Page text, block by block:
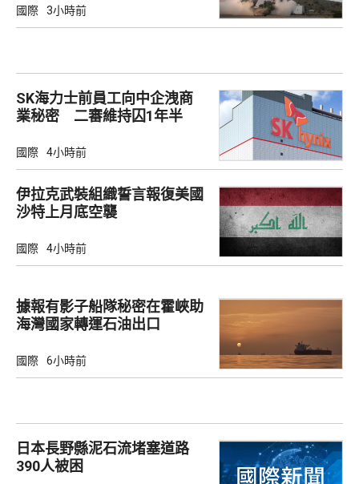
國際 3小時前
SK海力士前員工向中企洩商
業秘密 二審維持囚1年半
國際 4小時前
伊拉克武裝組織誓言報復美國
沙特上月底空襲
國際 4小時前
據報有影子船隊秘密在霍峽助
海灣國家轉運石油出口
國際 6小時前
日本長野縣泥石流堵塞道路
390人被困